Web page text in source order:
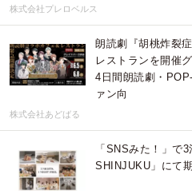
株式会社プレロベルス
朗読劇『胡桃炸裂
レストランを開催
4日間朗読劇・
ァン向
株式会社あどばる
「SNSみた！」で
SHINJUKU」にて